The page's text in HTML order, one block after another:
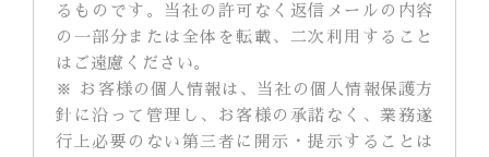
るものです。当社の許可なく返信メールの内容
の一部分または全体を転載、二次利用すること
はご遠慮ください。
※ お客様の個人情報は、当社の個人情報保護方
針に沿って管理し、お客様の承諾なく、業務遂
行上必要のない第三者に開示・提示することは